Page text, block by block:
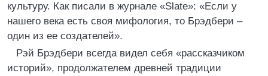
культуру. Как писали в журнале «Slate»: «Если у
нашего века есть своя мифология, то Брэдбери –
один из ее создателей».
Рэй Брэдбери всегда видел себя «рассказчиком
историй», продолжателем древней традиции